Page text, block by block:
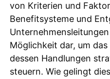
von Kriterien und
Benefitsysteme und
Möglichkeit dar, um
dessen Handlungen
steuern. Wie gelingt